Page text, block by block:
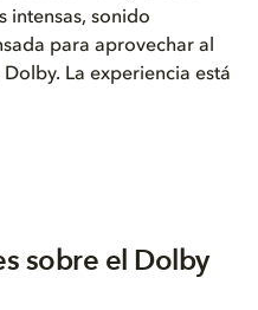
intensas, sonido
para aprovechar al
La experiencia está
sobre el Dolby